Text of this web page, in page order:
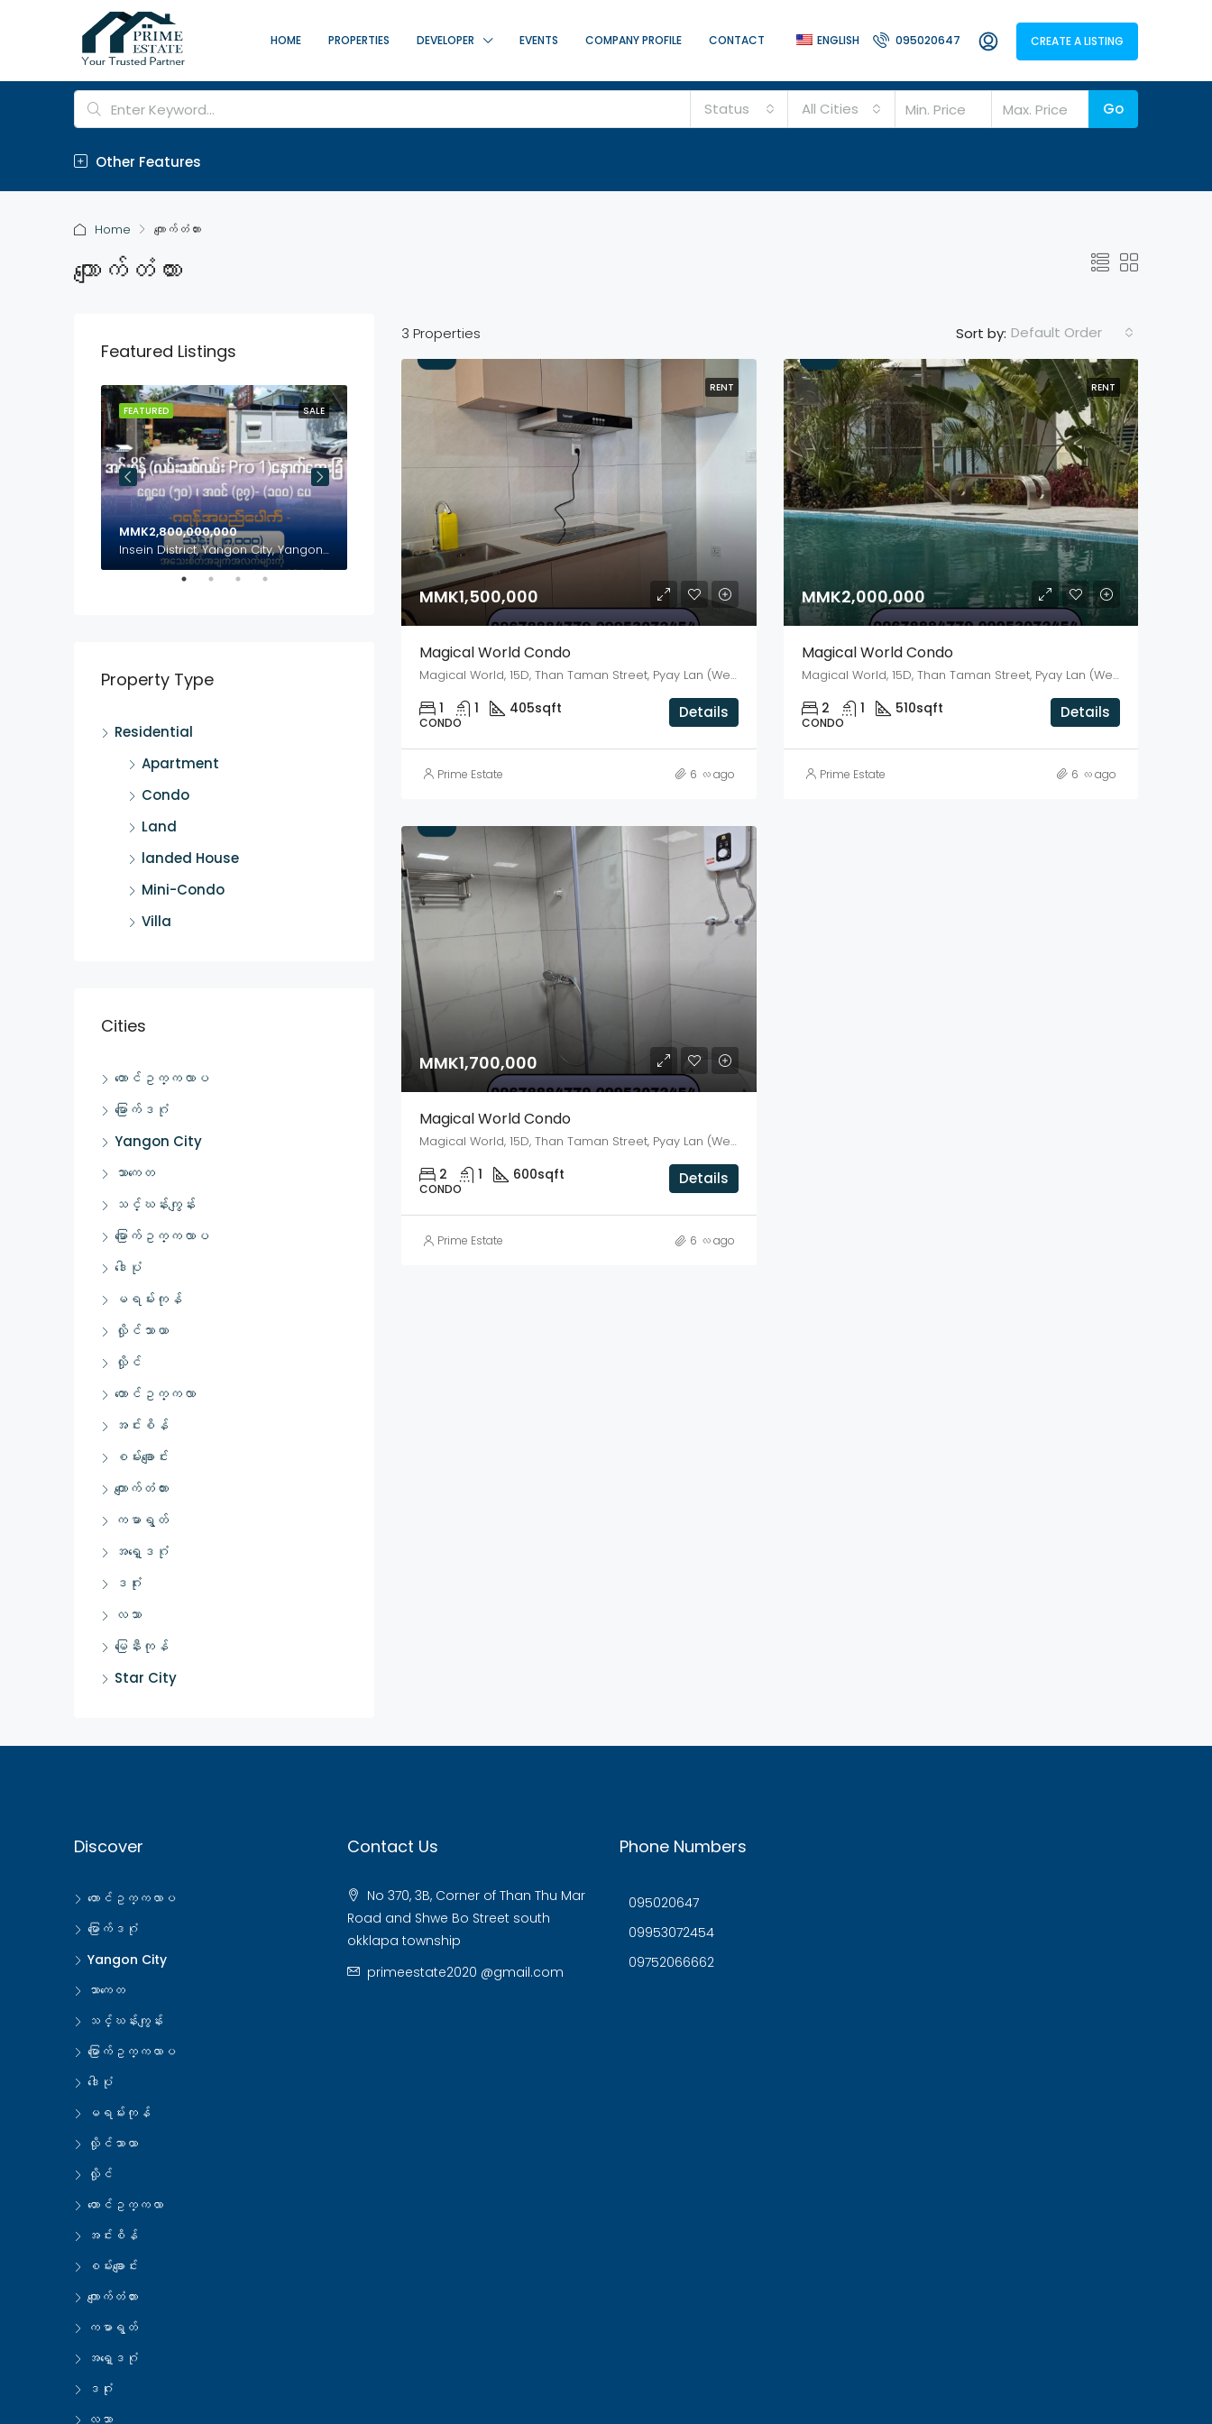
HOME PROPERTIES DEVELOPER EVENTS COMPANY PROFILE CONTACT ENGLISH 095020647 CREATE A LISTING
Status All Cities Go
Other Features
Home ကျောက်တံတား
ကျောက်တံတား
3 Properties Sort by: Default Order
RENT
MMK1,500,000
Magical World Condo
Magical World, 15D, Than Taman Street, Pyay Lan (West) Ward, Dagon, Kyauktada District, Yangon, 11191, Myanmar
1 1 405sqft
CONDO
Details
Prime Estate 6 လ ago
RENT
MMK2,000,000
Magical World Condo
Magical World, 15D, Than Taman Street, Pyay Lan (West) Ward, Dagon, Kyauktada District, Yangon, 11191, Myanmar
2 1 510sqft
CONDO
Details
Prime Estate 6 လ ago
MMK1,700,000
Magical World Condo
Magical World, 15D, Than Taman Street, Pyay Lan (West) Ward, Dagon, Kyauktada District, Yangon, 11191, Myanmar
2 1 600sqft
CONDO
Details
Prime Estate 6 လ ago
Featured Listings
SALE
FEATURED
MMK2,800,000,000
Insein District, Yangon City, Yangon, Myanmar
SALE
MMK2,000,000,000
(၃၅)ရပ်ကွက်
SALE
FEATURED
MMK4,500,000,000
Thumingalar Road, South Okkalapa, Thingangyun District, Yangon City, Yangon, 11091, Myanmar
SALE
FEATURED
$30M
Inya Lake, Mayangon District, Yangon City, Yangon, Myanmar
FEATURED
Property Type
Residential
Apartment
Condo
Land
landed House
Mini-Condo
Villa
Cities
တောင်ဥက္ကလာပ
မြောက်ဒဂုံ
Yangon City
သာကေတ
သင်္ဃန်းကျွန်း
မြောက်ဥက္ကလာပ
ဒေါပုံ
မရမ်းကုန်
လှိုင်သာယာ
လှိုင်
တောင်ဥက္ကလာ
အင်းစိန်
စမ်းချောင်း
ကျောက်တံတား
ကမာရွတ်
အရှေ့ဒဂုံ
ဒဂုံး
လသာ
မြေနီးကုန်
Star City
Discover
တောင်ဥက္ကလာပ
မြောက်ဒဂုံ
Yangon City
သာကေတ
သင်္ဃန်းကျွန်း
မြောက်ဥက္ကလာပ
ဒေါပုံ
မရမ်းကုန်
လှိုင်သာယာ
လှိုင်
တောင်ဥက္ကလာ
အင်းစိန်
စမ်းချောင်း
ကျောက်တံတား
ကမာရွတ်
အရှေ့ဒဂုံ
ဒဂုံး
လသာ
Contact Us
No 370, 3B, Corner of Than Thu Mar
Road and Shwe Bo Street south
okklapa township
primeestate2020 @gmail.com
Phone Numbers
095020647
09953072454
09752066662